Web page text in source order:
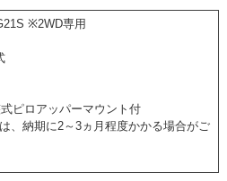
※2WD専用
ピロアッパーマウント付
、納期に2～3ヵ月程度かかる場合がご